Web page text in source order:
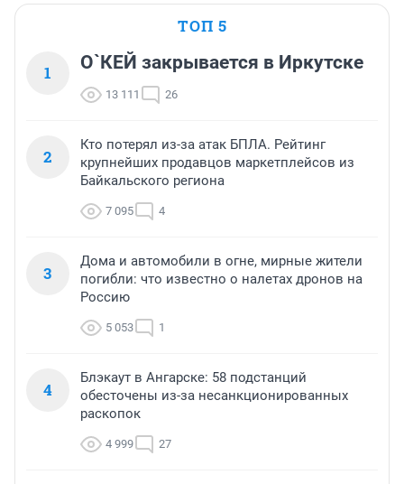
ТОП 5
1 О`КЕЙ закрывается в Иркутске
13 111 26
2
Кто потерял из-за атак БПЛА. Рейтинг
крупнейших продавцов маркетплейсов из
Байкальского региона
7 095 4
3
Дома и автомобили в огне, мирные жители
погибли: что известно о налетах дронов на
Россию
5 053 1
4
Блэкаут в Ангарске: 58 подстанций
обесточены из-за несанкционированных
раскопок
4 999 27